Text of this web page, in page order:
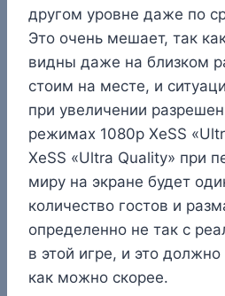
другом уровне даже по
Это очень мешает, так
видны даже на близком
стоим на месте, и
при увеличении
режимах 1080p XeSS
XeSS «Ultra Quality» при
миру на экране будет
количество гостов и
определенно не так с
в этой игре, и это
как можно скорее.